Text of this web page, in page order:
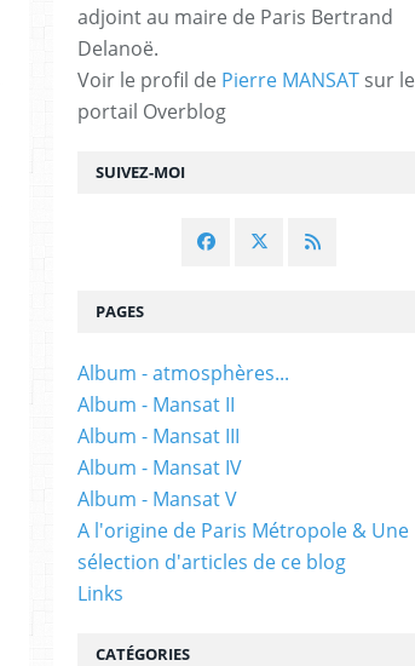
SUIVEZ-MOI
adjoint au maire de Paris Bertrand
Delanoë.
Voir le profil de Pierre MANSAT sur le
portail Overblog
PAGES
Album - atmosphères...
Album - Mansat II
Album - Mansat III
Album - Mansat IV
Album - Mansat V
A l'origine de Paris Métropole & Une
sélection d'articles de ce blog
Links
CATÉGORIES